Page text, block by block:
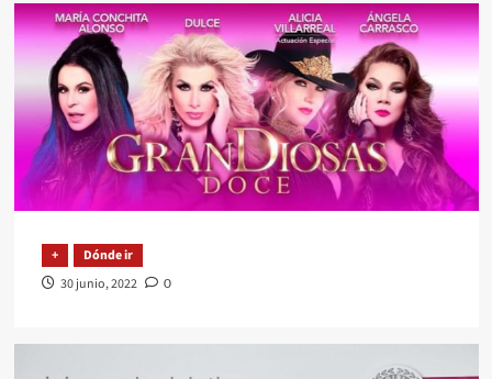
+
Dónde ir
30 junio, 2022
0